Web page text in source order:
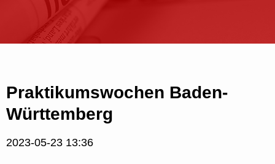
Praktikumswochen Baden-
Württemberg
2023-05-23 13:36